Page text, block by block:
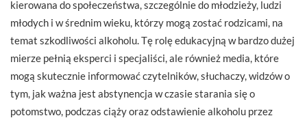
kierowana do społeczeństwa, szczególnie do młodzieży, ludzi
młodych i w średnim wieku, którzy mogą zostać rodzicami, na
temat szkodliwości alkoholu. Tę rolę edukacyjną w bardzo dużej
mierze pełnią eksperci i specjaliści, ale również media, które
mogą skutecznie informować czytelników, słuchaczy, widzów o
tym, jak ważna jest abstynencja w czasie starania się o
potomstwo, podczas ciąży oraz odstawienie alkoholu przez